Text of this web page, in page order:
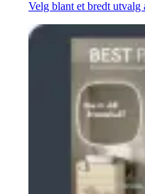
Velg blant et bredt utvalg